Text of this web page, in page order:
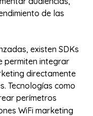
de las
existen SDKs
permiten integrar
directamente
Tecnologías como
perímetros
WiFi marketing